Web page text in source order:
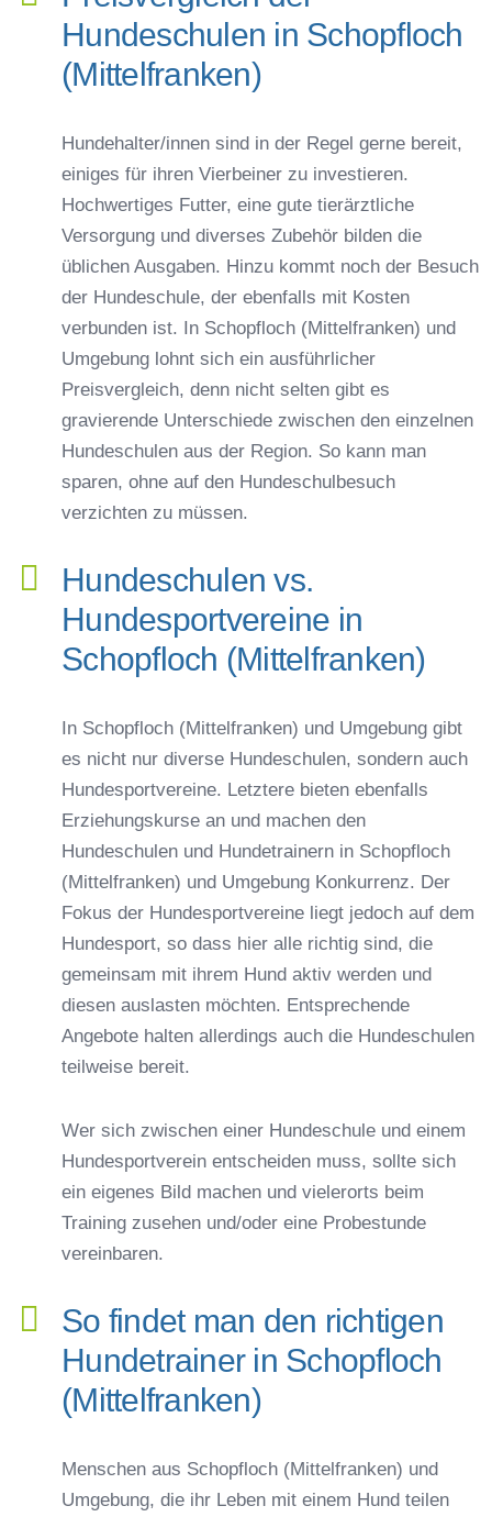
Hundeschulen in Schopfloch
(Mittelfranken)
Hundehalter/innen sind in der Regel gerne bereit,
einiges für ihren Vierbeiner zu investieren.
Hochwertiges Futter, eine gute tierärztliche
Versorgung und diverses Zubehör bilden die
üblichen Ausgaben. Hinzu kommt noch der Besuch
der Hundeschule, der ebenfalls mit Kosten
verbunden ist. In Schopfloch (Mittelfranken) und
Umgebung lohnt sich ein ausführlicher
Preisvergleich, denn nicht selten gibt es
gravierende Unterschiede zwischen den einzelnen
Hundeschulen aus der Region. So kann man
sparen, ohne auf den Hundeschulbesuch
verzichten zu müssen.
Hundeschulen vs.
Hundesportvereine in
Schopfloch (Mittelfranken)
In Schopfloch (Mittelfranken) und Umgebung gibt
es nicht nur diverse Hundeschulen, sondern auch
Hundesportvereine. Letztere bieten ebenfalls
Erziehungskurse an und machen den
Hundeschulen und Hundetrainern in Schopfloch
(Mittelfranken) und Umgebung Konkurrenz. Der
Fokus der Hundesportvereine liegt jedoch auf dem
Hundesport, so dass hier alle richtig sind, die
gemeinsam mit ihrem Hund aktiv werden und
diesen auslasten möchten. Entsprechende
Angebote halten allerdings auch die Hundeschulen
teilweise bereit.
Wer sich zwischen einer Hundeschule und einem
Hundesportverein entscheiden muss, sollte sich
ein eigenes Bild machen und vielerorts beim
Training zusehen und/oder eine Probestunde
vereinbaren.
So findet man den richtigen
Hundetrainer in Schopfloch
(Mittelfranken)
Menschen aus Schopfloch (Mittelfranken) und
Umgebung, die ihr Leben mit einem Hund teilen